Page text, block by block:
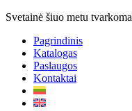
Svetainė šiuo metu
Pagrindinis
Katalogas
Paslaugos
Kontaktai